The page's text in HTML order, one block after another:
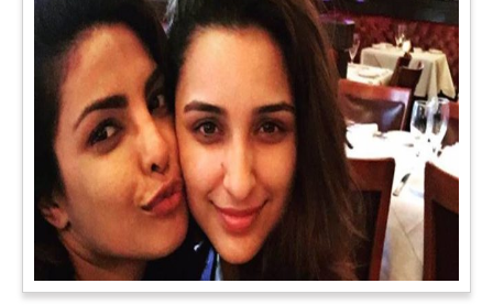
अब एक आइडिया बदलेगा हिमाचल के युवाओं की किस्मत, जानिए कैसे
हमीरपुर में अब एक आइडिया युवाओं की किस्मत बदलने जा रहा है। भारत
सरकार के स्टार्टअप मिशन के तहत सबंधित टीम मोबाइल वैन के जरिए पूरे
देश के कोने-कोने में घूमकर नए स्टार्ट अप स्थापित करने की चाह रखने
वाले युवाओं से संपर्क कर रही है।आगे पढ़ें